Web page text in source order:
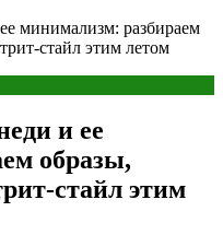
минимализм: разбираем
стайл этим летом
и ее
образы,
стайл этим